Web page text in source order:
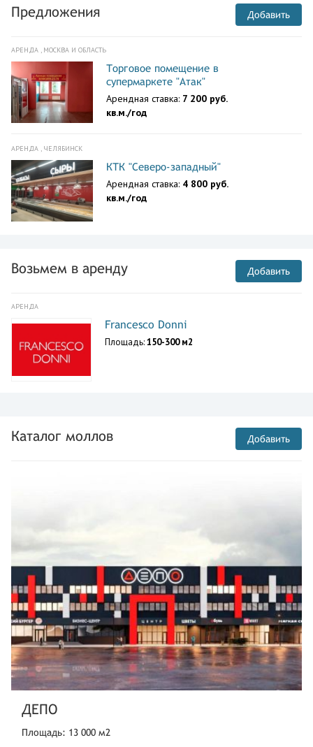
Предложения Добавить
АРЕНДА , МОСКВА И ОБЛАСТЬ
Торговое помещение в
супермаркете "Атак"
Арендная ставка: 7 200 руб.
кв.м./год
АРЕНДА , ЧЕЛЯБИНСК
КТК "Северо-западный"
Арендная ставка: 4 800 руб.
кв.м./год
Возьмем в аренду Добавить
АРЕНДА
Francesco Donni
Площадь:150-300 м2
Каталог моллов Добавить
ДЕПО
Площадь: 13 000 м2